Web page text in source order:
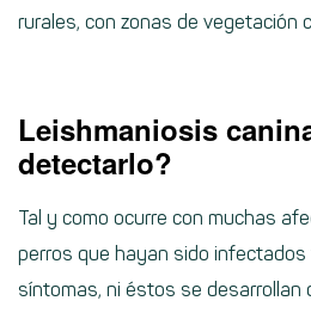
rurales, con zonas de vegetación
Leishmaniosis
detectarlo?
Tal y como ocurre con muchas
perros que hayan sido
síntomas, ni éstos se desarrollan